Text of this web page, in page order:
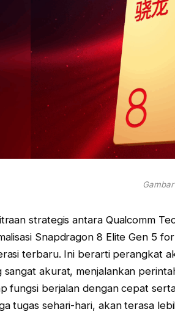
strategis antara Qualcomm
Snapdragon 8 Elite Gen 5
terbaru. Ini berarti perangkat
sangat akurat, menjalankan
fungsi berjalan dengan cepat
tugas sehari-hari, akan terasa